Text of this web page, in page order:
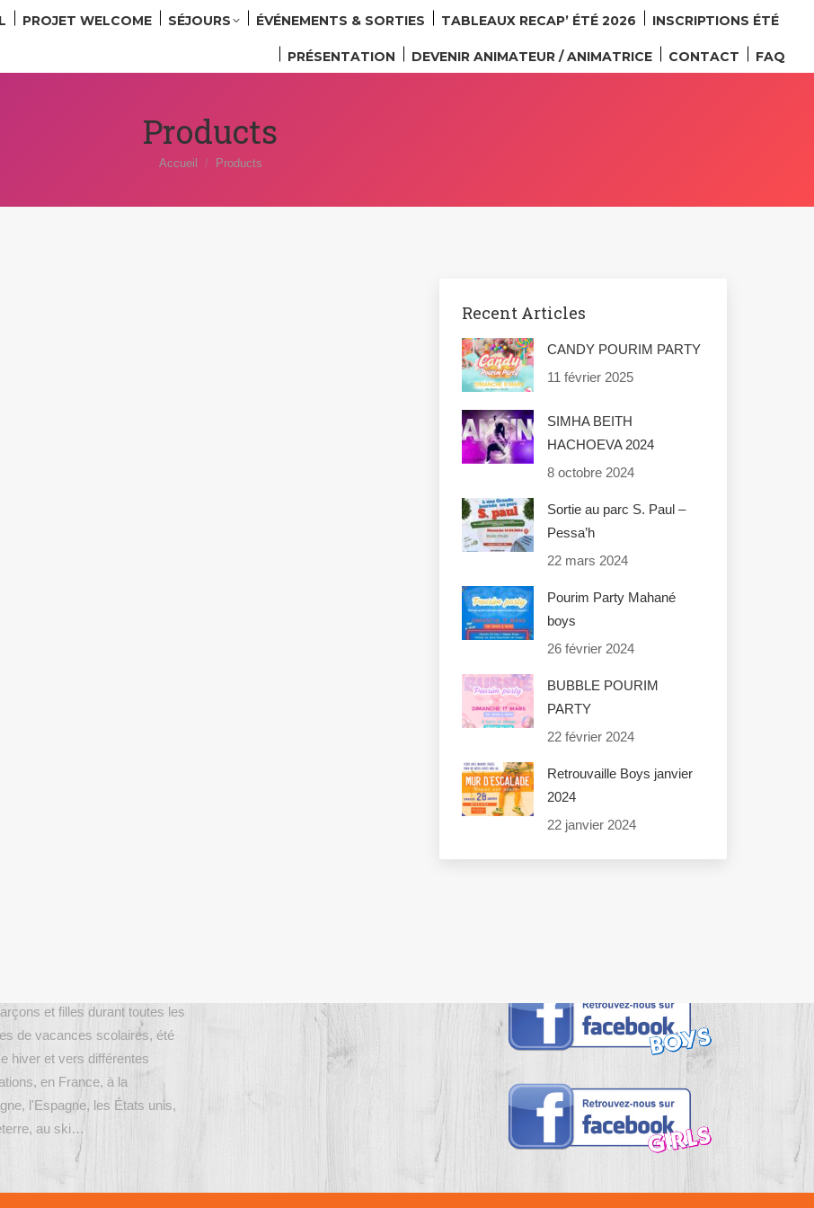
PROJET WELCOME SÉJOURS ÉVÉNEMENTS & SORTIES TABLEAUX RECAP’ ÉTÉ 2026 INSCRIPTIONS ÉTÉ
PRÉSENTATION DEVENIR ANIMATEUR / ANIMATRICE CONTACT FAQ
Products
Vous êtes ici :
Accueil Products
Recent Articles
CANDY POURIM PARTY
11 février 2025
SIMHA BEITH
HACHOEVA 2024
8 octobre 2024
Sortie au parc S. Paul –
Pessa’h
22 mars 2024
Pourim Party Mahané
boys
26 février 2024
BUBBLE POURIM
PARTY
22 février 2024
Retrouvaille Boys janvier
2024
22 janvier 2024
et filles durant toutes les
de vacances scolaires, été
hiver et vers différentes
en France, à la
l'Espagne, les États unis,
au ski…